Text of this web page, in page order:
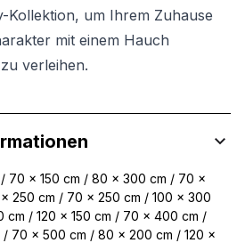
Kollektion, um Ihrem Zuhause
mit einem Hauch
verleihen.
/ 70 x 150 cm / 80 x 300 cm / 70 x
250 cm / 70 x 250 cm / 100 x 300
cm / 120 x 150 cm / 70 x 400 cm /
/ 70 x 500 cm / 80 x 200 cm / 120 x